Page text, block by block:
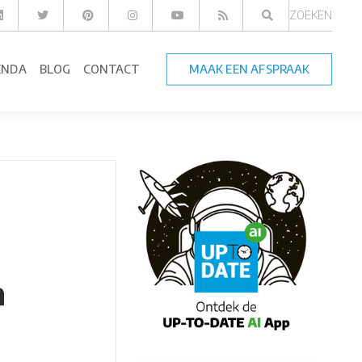
ZOEKEN
BLOG CONTACT MAAK EEN AFSPRAAK